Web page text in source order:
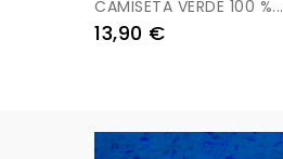
CAMISETA VERDE 100 %...
Precio
13,90 €